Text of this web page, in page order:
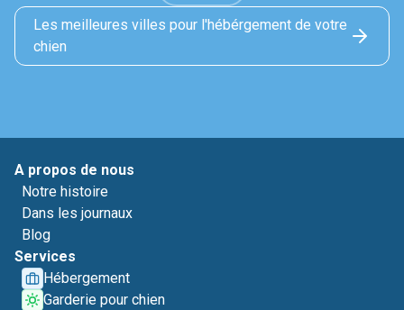
Les meilleures villes pour l'hébérgement de votre
chien
A propos de nous
Notre histoire
Dans les journaux
Blog
Services
Hébergement
Garderie pour chien